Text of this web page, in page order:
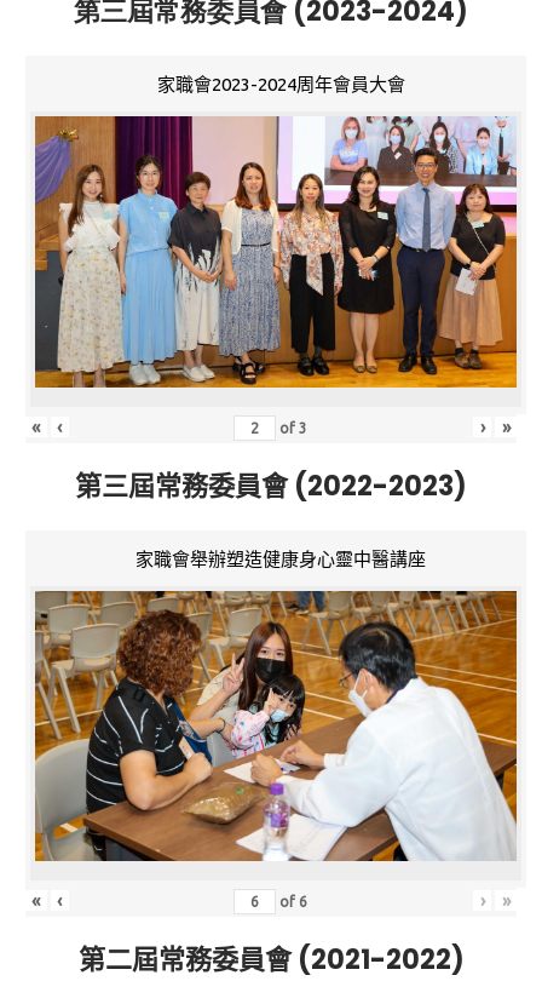
第三屆常務委員會 (2023-2024)
家職會2023-2024周年會員大會
« ‹ of3 › »
第三屆常務委員會 (2022-2023)
家職會舉辦塑造健康身心靈中醫講座
« ‹ of 6 › »
第二屆常務委員會 (2021-2022)